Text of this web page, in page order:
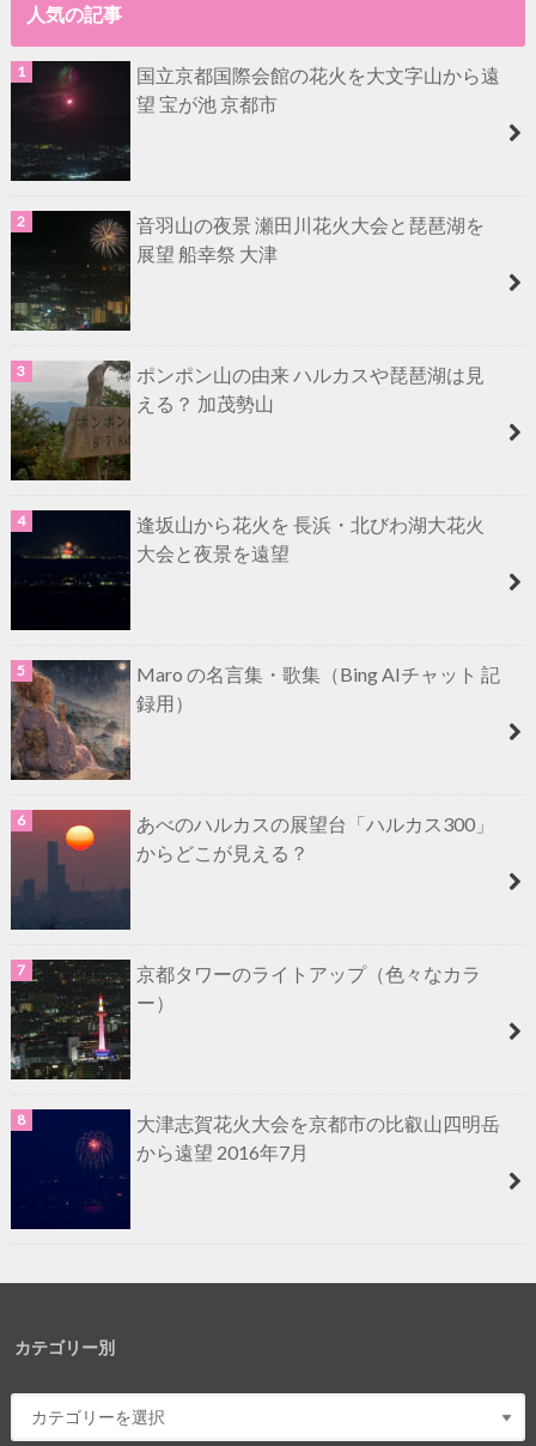
人気の記事
国立京都国際会館の花火を大文字山から遠
望 宝が池 京都市
音羽山の夜景 瀬田川花火大会と琵琶湖を
展望 船幸祭 大津
ポンポン山の由来 ハルカスや琵琶湖は見
える？ 加茂勢山
逢坂山から花火を 長浜・北びわ湖大花火
大会と夜景を遠望
Maro の名言集・歌集（Bing AIチャット 記
録用）
あべのハルカスの展望台「ハルカス300」
からどこが見える？
京都タワーのライトアップ（色々なカラ
ー）
大津志賀花火大会を京都市の比叡山四明岳
から遠望 2016年7月
カテゴリー別